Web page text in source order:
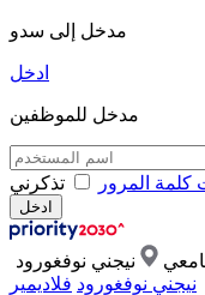
مدخل إلى سدو
ادخل
مدخل للموظفين
كلمة المرور تذكرني
نيجني نوفغورود
نيجني نوفغورود فلاديمير